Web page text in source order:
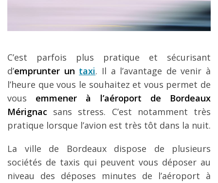
C’est parfois plus pratique et sécurisant
d’emprunter un taxi. Il a l’avantage de venir à
l’heure que vous le souhaitez et vous permet de
vous emmener à l’aéroport de Bordeaux
Mérignac sans stress. C’est notamment très
pratique lorsque l’avion est très tôt dans la nuit.
La ville de Bordeaux dispose de plusieurs
sociétés de taxis qui peuvent vous déposer au
niveau des déposes minutes de l’aéroport à